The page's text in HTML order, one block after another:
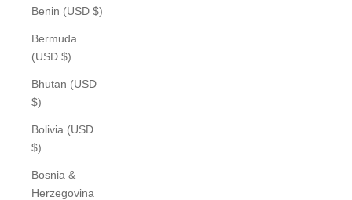
Benin (USD $)
Bermuda
(USD $)
Bhutan (USD
$)
Bolivia (USD
$)
Bosnia &
Herzegovina